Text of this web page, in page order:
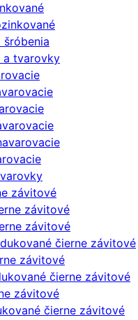
šróbenia
a tvarovky
závitové
závitové
závitové
čierne závitové
závitové
čierne závitové
závitové
čierne závitové